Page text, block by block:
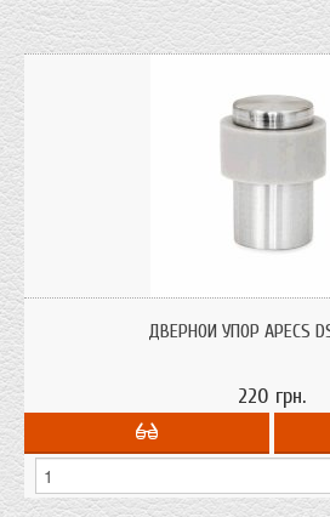
ДВЕРНОЙ УПОР APECS
220 грн.